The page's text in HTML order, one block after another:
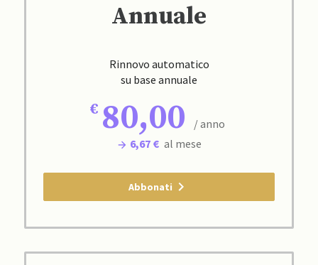
Annuale
Rinnovo automatico
su base annuale
80,00
/ anno
6,67 € al mese
Abbonati